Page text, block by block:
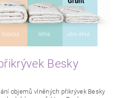
Besky
objemů vlněných přikrývek Besky